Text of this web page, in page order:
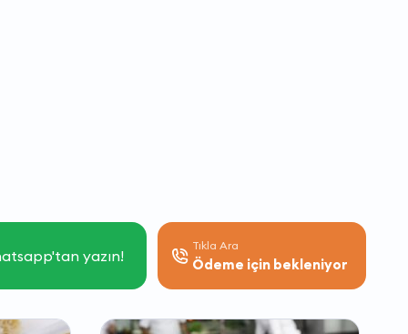
yazın!
Tıkla Ara
Ödeme için bekleniyor